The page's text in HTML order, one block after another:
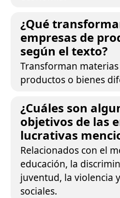
¿Qué
empresas de
según el texto?
Transforman
productos o bienes
¿Cuáles son
objetivos de las
lucrativas
Relacionados con el
educación, la
juventud, la violencia
sociales.